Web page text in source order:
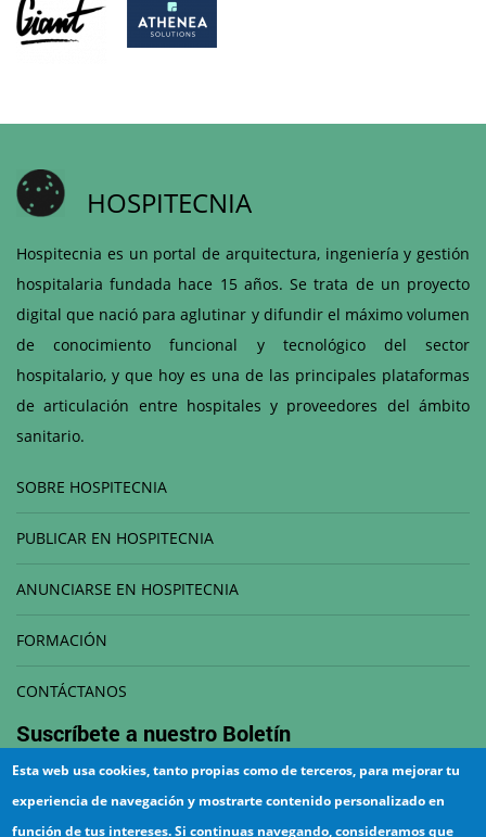
HOSPITECNIA
Hospitecnia es un portal de arquitectura, ingeniería y gestión
hospitalaria fundada hace 15 años. Se trata de un proyecto
digital que nació para aglutinar y difundir el máximo volumen
de conocimiento funcional y tecnológico del sector
hospitalario, y que hoy es una de las principales plataformas
de articulación entre hospitales y proveedores del ámbito
sanitario.
SOBRE HOSPITECNIA
PUBLICAR EN HOSPITECNIA
ANUNCIARSE EN HOSPITECNIA
FORMACIÓN
CONTÁCTANOS
Suscríbete a nuestro Boletín
Esta web usa cookies, tanto propias como de terceros, para mejorar tu
experiencia de navegación y mostrarte contenido personalizado en
función de tus intereses. Si continuas navegando, consideramos que